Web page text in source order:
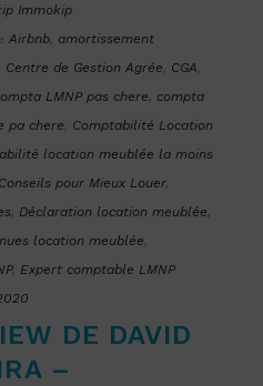
Immokip
Airbnb amortissement
Centre de Gestion Agrée CGA
LMNP pas chere
compta
pa chere
Comptabilité Location
location meublée la moins
Conseils pour Mieux Louer,
Déclaration location meublée
location meublée
, Expert comptable LMNP
DE DAVID
–